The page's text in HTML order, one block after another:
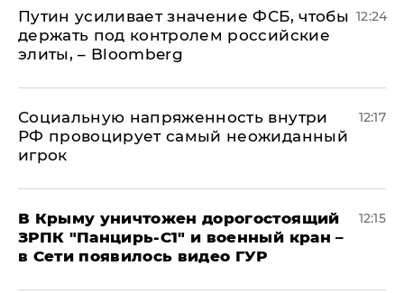
Путин усиливает значение ФСБ, чтобы
держать под контролем российские
элиты, – Bloomberg
12:24
Социальную напряженность внутри
РФ провоцирует самый неожиданный
игрок
12:17
В Крыму уничтожен дорогостоящий
ЗРПК "Панцирь-С1" и военный кран –
в Сети появилось видео ГУР
12:15